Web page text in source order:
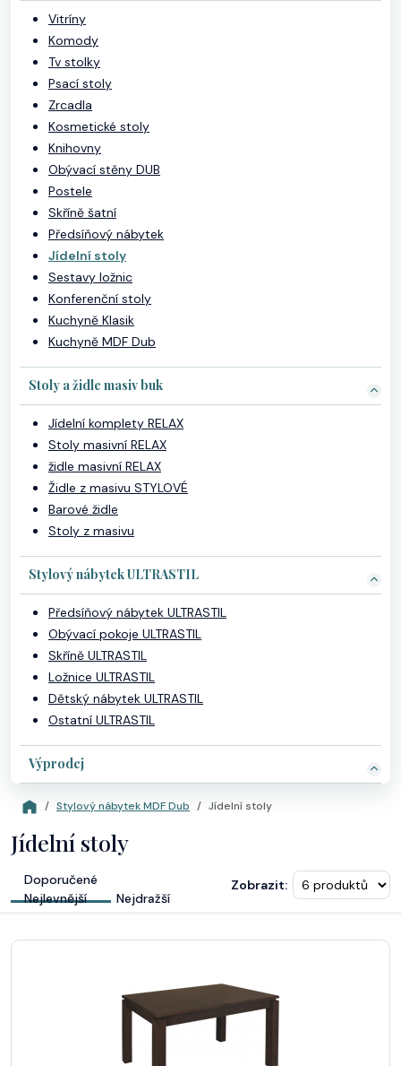
Vitríny
Komody
Tv stolky
Psací stoly
Zrcadla
Kosmetické stoly
Knihovny
Obývací stěny DUB
Postele
Skříně šatní
Předsíňový nábytek
Jídelní stoly
Sestavy ložnic
Konferenční stoly
Kuchyně Klasik
Kuchyně MDF Dub
Stoly a židle masiv buk
Jídelní komplety RELAX
Stoly masivní RELAX
židle masivní RELAX
Židle z masivu STYLOVÉ
Barové židle
Stoly z masivu
Stylový nábytek ULTRASTIL
Předsíňový nábytek ULTRASTIL
Obývací pokoje ULTRASTIL
Skříně ULTRASTIL
Ložnice ULTRASTIL
Dětský nábytek ULTRASTIL
Ostatní ULTRASTIL
Výprodej
Stylový nábytek MDF Dub Jídelní stoly
Jídelní stoly
Doporučené
Nejlevnější
Nejdražší
Zobrazit: